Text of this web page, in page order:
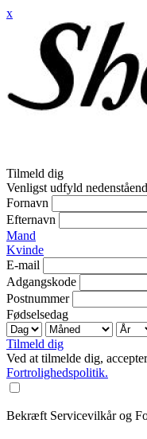
x
Tilmeld dig
Venligst udfyld
Fornavn
Efternavn
Mand
Kvinde
E-mail
Adgangskode
Postnummer
Fødselsedag
Tilmeld dig
Ved at tilmelde dig,
Fortrolighedspolitik.
Bekræft Servicevilkår og